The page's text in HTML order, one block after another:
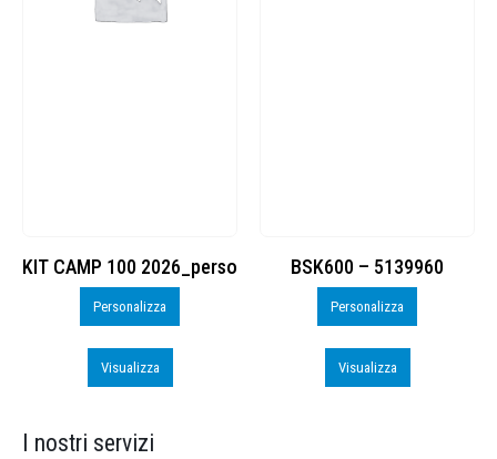
KIT CAMP 100 2026_perso
Personalizza
Visualizza
BSK600 – 5139960
Personalizza
Visualizza
I nostri servizi